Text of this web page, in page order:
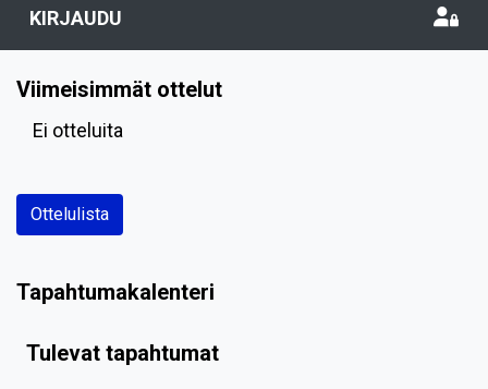
KIRJAUDU
Viimeisimmät ottelut
Ei otteluita
Ottelulista
Tapahtumakalenteri
Tulevat tapahtumat